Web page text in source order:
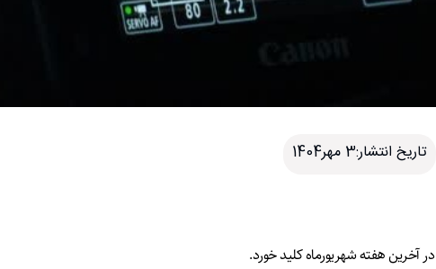
تاریخ انتشار:3 مهر1404
در آخرین هفته شهریورماه کلید خورد.